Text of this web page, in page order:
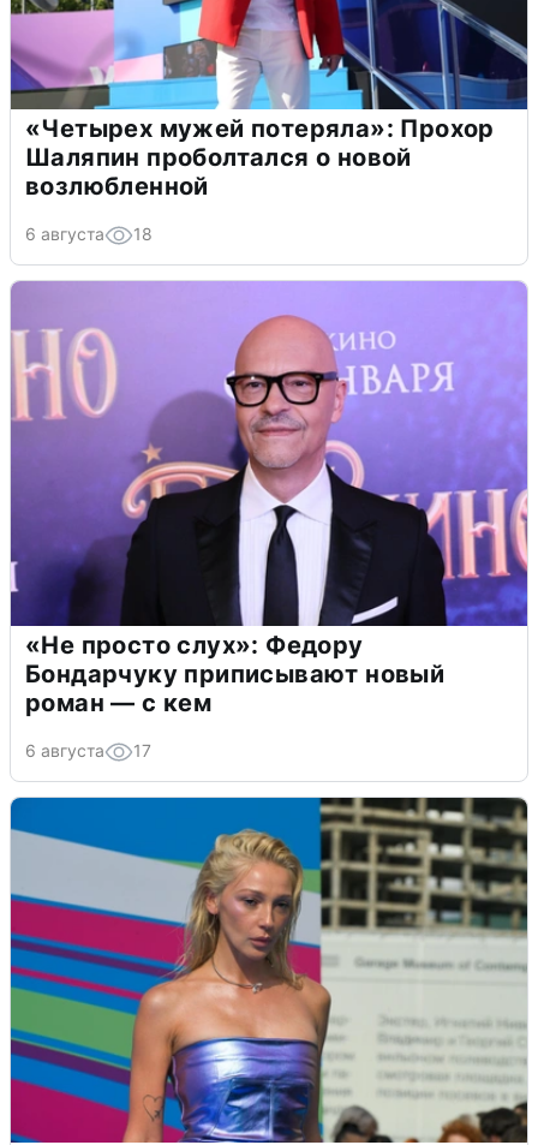
«Четырех мужей потеряла»: Прохор
Шаляпин проболтался о новой
возлюбленной
6 августа 18
«Не просто слух»: Федору
Бондарчуку приписывают новый
роман — с кем
6 августа 17